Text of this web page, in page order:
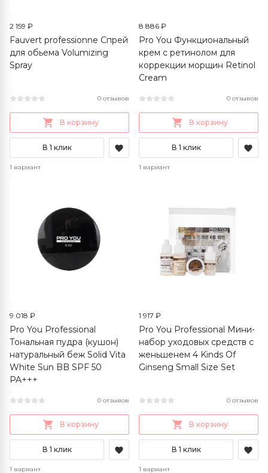
2 159 ₽
Fauvert professionne Спрей
для обьема Volumizing
Spray
0 отзывов
В корзину
В 1 клик
1 вариант
8 886 ₽
Pro You Функциональный
крем с ретинолом для
коррекции морщин Retinol
Cream
0 отзывов
В корзину
В 1 клик
1 вариант
9 018 ₽
Pro You Professional
Тональная пудра (кушон)
натуральный беж Solid Vita
White Sun BB SPF 50
PA+++
0 отзывов
В корзину
В 1 клик
1 вариант
1 917 ₽
Pro You Professional Мини-
набор уходовых средств с
женьшенем 4 Kinds Of
Ginseng Small Size Set
0 отзывов
В корзину
В 1 клик
1 вариант